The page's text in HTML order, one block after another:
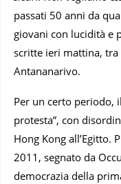
passati 50 anni da
giovani con lucidità e
scritte ieri mattina, tra
Antananarivo.
Per un certo periodo,
protesta”, con
Hong Kong all’Egitto.
2011, segnato da
democrazia della